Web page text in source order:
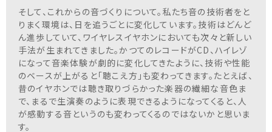
そして、これからの音づくりについて。私たち音の技術者をと
りまく環境は、日を追うごとに変化しています。技術はどんど
ん進歩していて、ワイヤレスイヤホンにおいても次々と新しい
手法が生まれてきました。かつてのレコードがCD、ハイレゾ
になって音楽体験が劇的に変化してきたように、技術や性能
のベースが上がると「聴こえ方」も変わってきます。たとえば、
昔のイヤホンでは聴き取りづらかった楽器の繊細な音色ま
で、まるで生演奏のように表現できるようになってくると、人
が感動する音というのも変わってくるのではないかと思いま
す。